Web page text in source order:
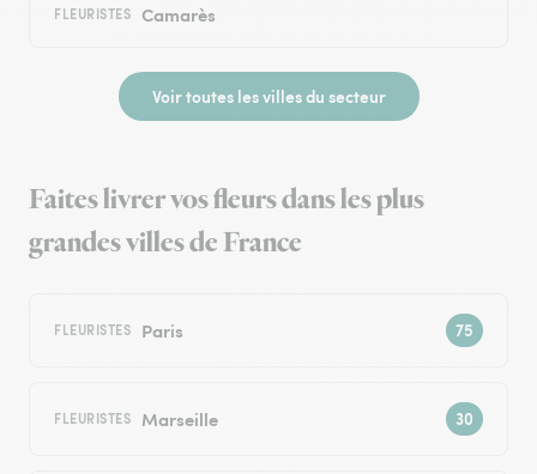
FLEURISTES Camarès
Voir toutes les villes du secteur
Faites livrer vos fleurs dans les plus
grandes villes de France
FLEURISTES Paris
FLEURISTES Marseille